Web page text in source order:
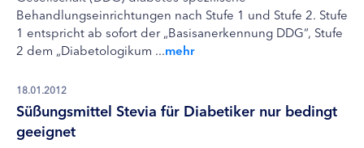
Behandlungseinrichtungen nach Stufe 1 und Stufe 2. Stufe
1 entspricht ab sofort der „Basisanerkennung DDG“, Stufe
2 dem „Diabetologikum ...mehr
18.01.2012
Süßungsmittel Stevia für Diabetiker nur bedingt
geeignet